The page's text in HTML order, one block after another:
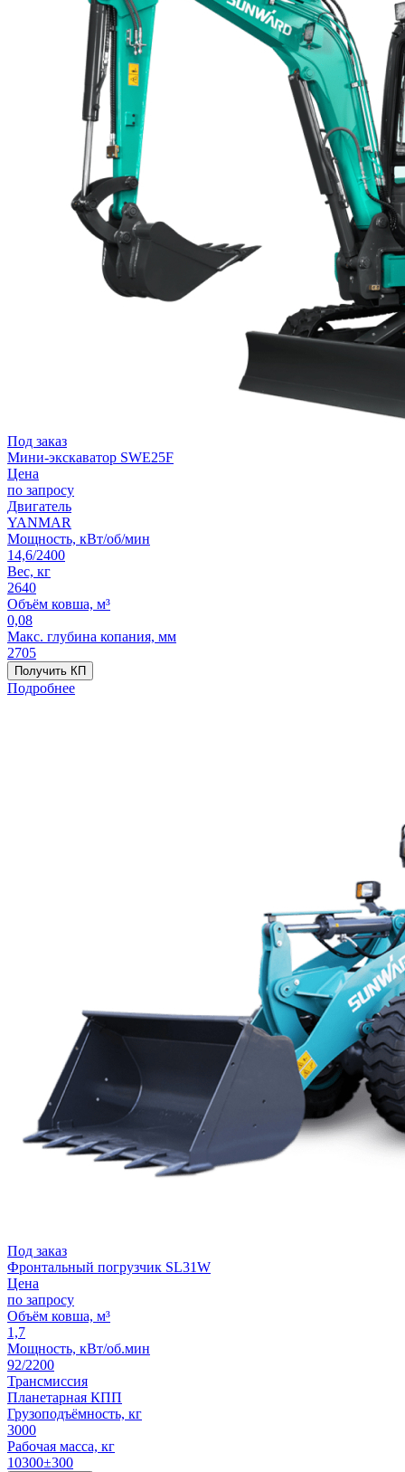
Под заказ
Мини-экскаватор SWE25F
Цена
по запросу
Двигатель
YANMAR
Мощность, кВт/об/мин
14,6/2400
Вес, кг
2640
Объём ковша, м³
0,08
Макс. глубина копания, мм
2705
Получить КП
Подробнее
Под заказ
Фронтальный погрузчик SL31W
Цена
по запросу
Объём ковша, м³
1,7
Мощность, кВт/об.мин
92/2200
Трансмиссия
Планетарная КПП
Грузоподъёмность, кг
3000
Рабочая масса, кг
10300±300